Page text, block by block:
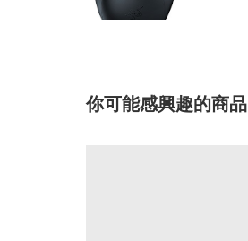
你可能感興趣的商品